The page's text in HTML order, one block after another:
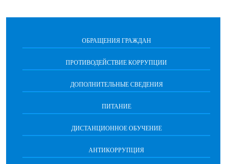
ОБРАЩЕНИЯ ГРАЖДАН
ПРОТИВОДЕЙСТВИЕ КОРРУПЦИИ
ДОПОЛНИТЕЛЬНЫЕ СВЕДЕНИЯ
ПИТАНИЕ
ДИСТАНЦИОННОЕ ОБУЧЕНИЕ
АНТИКОРРУПЦИЯ